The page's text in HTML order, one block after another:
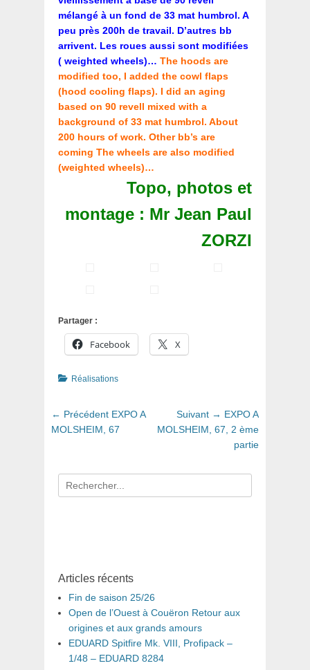
mélangé à un fond de 33 mat humbrol. A
peu près 200h de travail. D’autres bb
arrivent. Les roues aussi sont modifiées
( weighted wheels)… The hoods are
modified too, I added the cowl flaps
(hood cooling flaps). I did an aging
based on 90 revell mixed with a
background of 33 mat humbrol. About
200 hours of work. Other bb’s are
coming The wheels are also modified
(weighted wheels)…
Topo, photos et
montage : Mr Jean Paul
ZORZI
Partager :
Facebook X
Catégories
Réalisations
Navigation
de
← Précédent Article
précédent
EXPO A
MOLSHEIM, 67
Suivant → Article
suivant
EXPO A
MOLSHEIM, 67, 2 ème
partie
Recherche
pour
Articles récents
Fin de saison 25/26
Open de l’Ouest à Couëron Retour aux
origines et aux grands amours
EDUARD Spitfire Mk. VIII, Profipack –
1/48 – EDUARD 8284